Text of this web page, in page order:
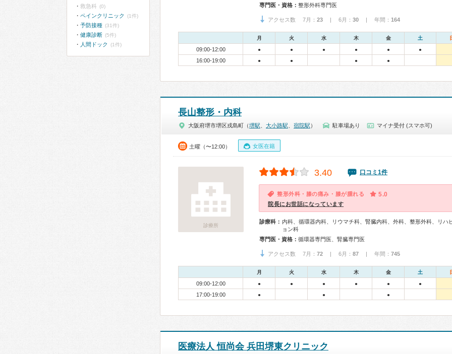
専門医・資格： 整形外科専門医
アクセス数 7月： 23 | 6月： 30 | 年間： 164
月 火 水 木 金 土
09:00-12:00 ● ● ● ● ● ●
16:00-19:00 ● ● ● ●
長山整形・内科
大阪府堺市堺区戎島町（堺駅 大小路駅 宿院駅 ） 駐車場あり マイナ受付 (スマホ可)
土曜（〜12:00） 女医在籍
診療所
3.40 口コミ1件
整形外科・膝の痛み・膝が腫れる 5.0
院長にお世話になっています
診療科： 内科、循環器内科、リウマチ科、腎臓内科、外科、整形外科、リハ
ョン科
専門医・資格： 循環器専門医、腎臓専門医
アクセス数 7月： 72 | 6月： 87 | 年間： 745
月 火 水 木 金 土
09:00-12:00 ● ● ● ● ● ●
17:00-19:00 ● ● ●
医療法人 恒尚会 兵田堺東クリニック
救急科 (0)
ペインクリニック (1件)
予防接種 (31件)
健康診断 (5件)
人間ドック (1件)